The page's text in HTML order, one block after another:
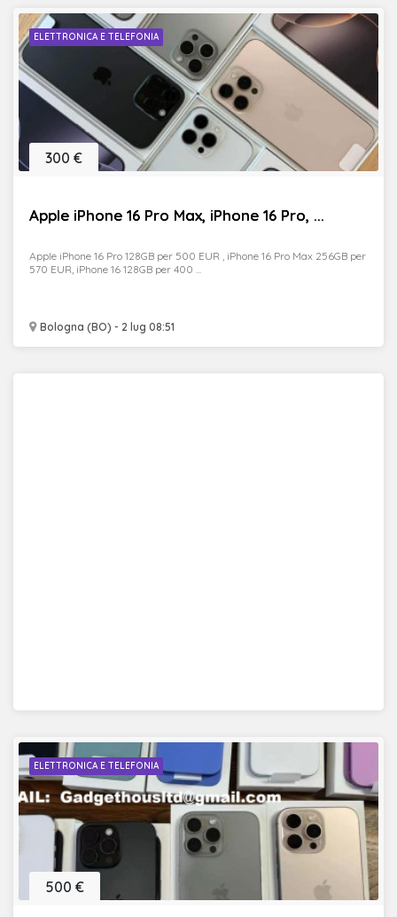
ELETTRONICA E TELEFONIA
Apple iPhone 16 Pro Max, iPhone 16 Pro, ...
Bologna (BO) - 2 lug 08:51
300 €
Apple iPhone 16 Pro 128GB per 500 EUR , iPhone 16 Pro Max 256GB per
570 EUR, iPhone 16 128GB per 400 ...
ELETTRONICA E TELEFONIA
500 €